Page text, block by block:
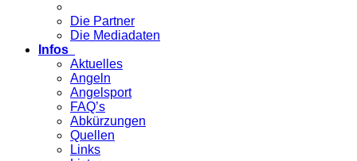
Die Partner
Die Mediadaten
Infos
Aktuelles
Angeln
Angelsport
FAQ’s
Abkürzungen
Quellen
Links